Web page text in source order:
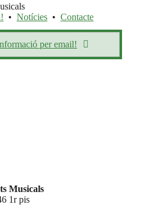
• Notícies • Contacte
per email!
Musicals
1r pis